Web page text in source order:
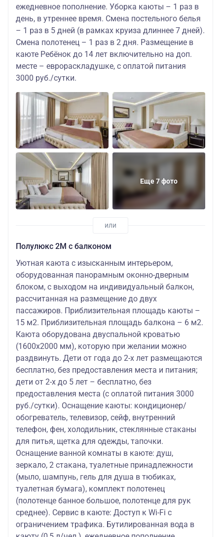
ежедневное пополнение. Уборка каюты – 1 раз в
день, в утреннее время. Смена постельного белья
– 1 раз в 5 дней (в рамках круиза длиннее 7 дней).
Смена полотенец – 1 раз в 2 дня. Размещение в
каюте Ребёнок до 14 лет включительно на доп.
месте – еврораскладушке, с оплатой питания
3000 руб./сутки.
Еще 7 фото
Полулюкс 2М с балконом
Уютная каюта с изысканным интерьером,
оборудованная панорамным оконно-дверным
блоком, с выходом на индивидуальный балкон,
рассчитанная на размещение до двух
пассажиров. Приблизительная площадь каюты –
15 м2. Приблизительная площадь балкона – 6 м2.
Каюта оборудована двуспальной кроватью
(1600х2000 мм), которую при желании можно
раздвинуть. Дети от года до 2-х лет размещаются
бесплатно, без предоставления места и питания;
дети от 2-х до 5 лет – бесплатно, без
предоставления места (с оплатой питания 3000
руб./сутки). Оснащение каюты: кондиционер/
обогреватель, телевизор, сейф, внутренний
телефон, фен, холодильник, стеклянные стаканы
для питья, щетка для одежды, тапочки.
Оснащение ванной комнаты в каюте: душ,
зеркало, 2 стакана, туалетные принадлежности
(мыло, шампунь, гель для душа в тюбиках,
туалетная бумага), комплект полотенец
(полотенце банное большое, полотенце для рук
среднее). Сервис в каюте: Доступ к Wi-Fi с
ограничением трафика. Бутилированная вода в